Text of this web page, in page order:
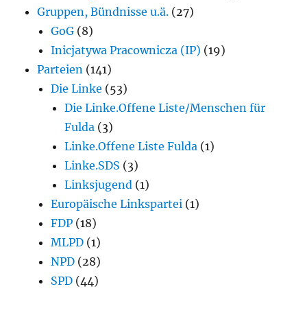
Gruppen, Bündnisse u.ä. (27)
GoG (8)
Inicjatywa Pracownicza (IP) (19)
Parteien (141)
Die Linke (53)
Die Linke.Offene Liste/Menschen für
Fulda (3)
Linke.Offene Liste Fulda (1)
Linke.SDS (3)
Linksjugend (1)
Europäische Linkspartei (1)
FDP (18)
MLPD (1)
NPD (28)
SPD (44)